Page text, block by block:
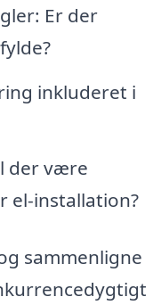
Er der
inkluderet i
der være
el-installation?
sammenligne